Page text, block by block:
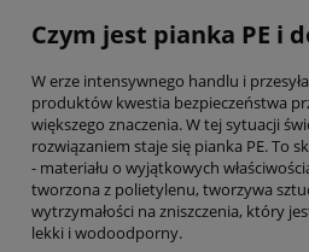
Czym jest pianka PE i
W erze intensywnego handlu i
produktów kwestia bezpieczeństwa
większego znaczenia. W tej sytuacji
rozwiązaniem staje się pianka PE. To
- materiału o wyjątkowych
tworzona z polietylenu, tworzywa
wytrzymałości na zniszczenia, który
lekki i wodoodporny.